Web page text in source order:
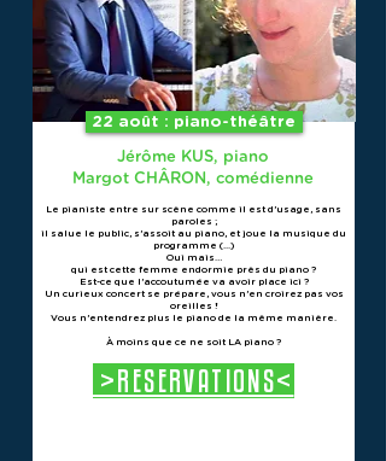
22 août : piano-théâtre
Jérôme KUS, piano
Margot CHÂRON, comédienne
Le pianiste entre sur scène comme il est d’usage, sans
paroles ;
il salue le public, s’assoit au piano, et joue la musique du
programme (...)
Oui mais…
qui est cette femme endormie près du piano ?
Est-ce que l’accoutumée va avoir place ici ?
Un curieux concert se prépare, vous n’en croirez pas vos
oreilles !
Vous n’entendrez plus le piano de la même manière.
À moins que ce ne soit LA piano ?
>RESERVATIONS<